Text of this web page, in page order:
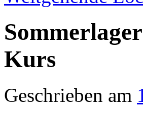
Kurs
Geschrieben am